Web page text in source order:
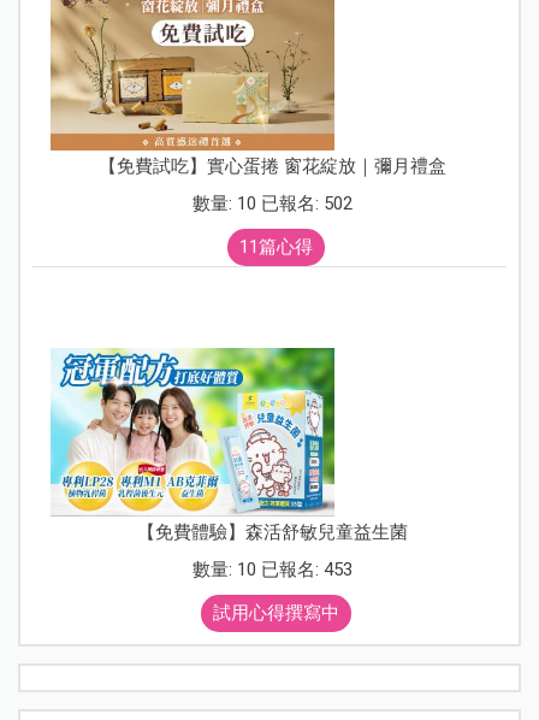
【免費試吃】實心蛋捲 窗花綻放｜彌月禮盒
數量: 10 已報名: 502
11篇心得
【免費體驗】森活舒敏兒童益生菌
數量: 10 已報名: 453
試用心得撰寫中